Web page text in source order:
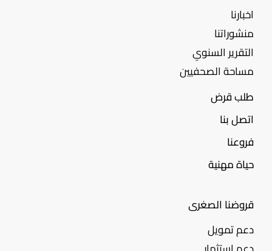
اخبارنا
منشوراتنا
التقرير السنوي
مساحة الصحفيين
طلب قرض
اتصل بنا
فروعنا
حياة مهنية
قروضنا الصغرى
دعم تمويل